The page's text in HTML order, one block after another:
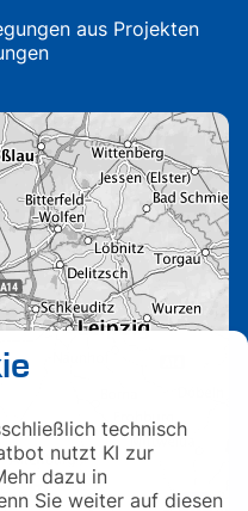
technisch
nutzt KI zur
dazu in
Sie weiter auf diesen
aus Projekten